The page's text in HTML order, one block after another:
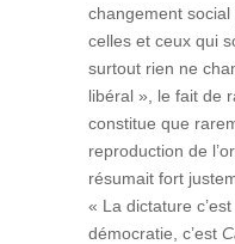
changement
celles et ceux qui
surtout rien ne
libéral », le fait de
constitue que
reproduction de
résumait fort
« La dictature c’est
démocratie, c’est